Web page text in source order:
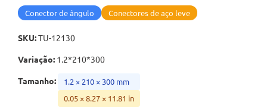
Conector de ângulo Conectores de aço leve
SKU:TU-12130
Variação: 1.2*210*300
Tamanho:
1.2 × 210 × 300 mm
0.05 × 8.27 × 11.81 in